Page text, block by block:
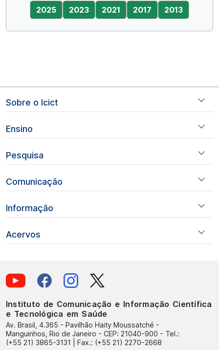
2025 2023 2021 2017 2013
Sobre o Icict
Ensino
Pesquisa
Comunicação
Informação
Acervos
Instituto de Comunicação e Informação Científica
e Tecnológica em Saúde
Av. Brasil, 4.365 - Pavilhão Haity Moussatché -
Manguinhos, Rio de Janeiro - CEP: 21040-900 - Tel.:
(+55 21) 3865-3131 | Fax.: (+55 21) 2270-2668